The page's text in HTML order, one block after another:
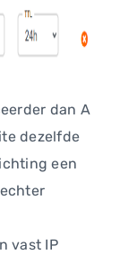
dan A
dezelfde
een
vast IP